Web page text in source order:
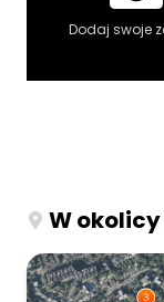
Dodaj swoje
W